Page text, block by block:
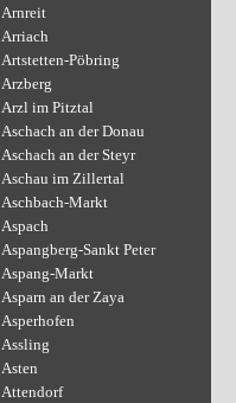
Arnreit
Arriach
Artstetten-Pöbring
Arzberg
Arzl im Pitztal
Aschach an der Donau
Aschach an der Steyr
Aschau im Zillertal
Aschbach-Markt
Aspach
Aspangberg-Sankt Peter
Aspang-Markt
Asparn an der Zaya
Asperhofen
Assling
Asten
Attendorf